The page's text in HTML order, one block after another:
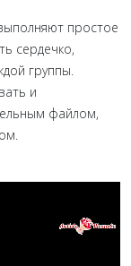
простое
сердечко,
группы.
и
файлом,